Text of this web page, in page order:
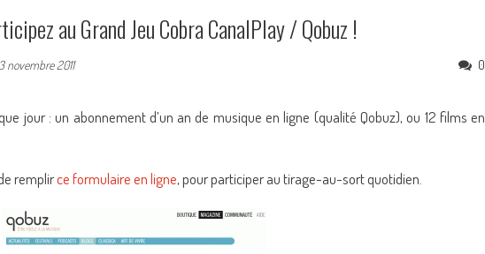
au Grand Jeu Cobra CanalPlay / Qobuz !
3 novembre 2011 0
jour : un abonnement d’un an de musique en ligne (qualité Qobuz), ou 12 films en
remplirce formulaire en ligne, pour participer au tirage-au-sort quotidien.